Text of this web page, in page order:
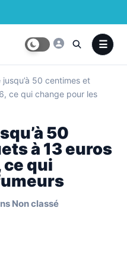
50 centimes et
ce qui change pour les
50
à 13 euros
qui
Non classé